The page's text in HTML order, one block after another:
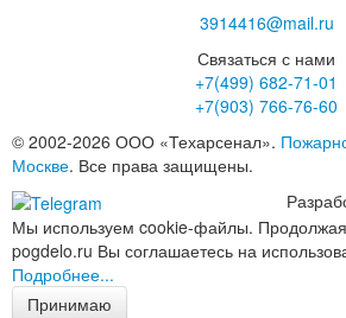
3914416@mail.ru
Связаться с нами
+7(499) 682-71-01
+7(903) 766-76-60
© 2002-2026 ООО «Техарсенал».
Москве. Все права защищены.
Мы используем cookie-файлы.
pogdelo.ru Вы соглашаетесь на
Подробнее...
Принимаю